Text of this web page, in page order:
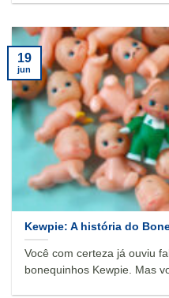
Kewpie: A história do
Você com certeza já ouviu
bonequinhos Kewpie. Mas
19
jun